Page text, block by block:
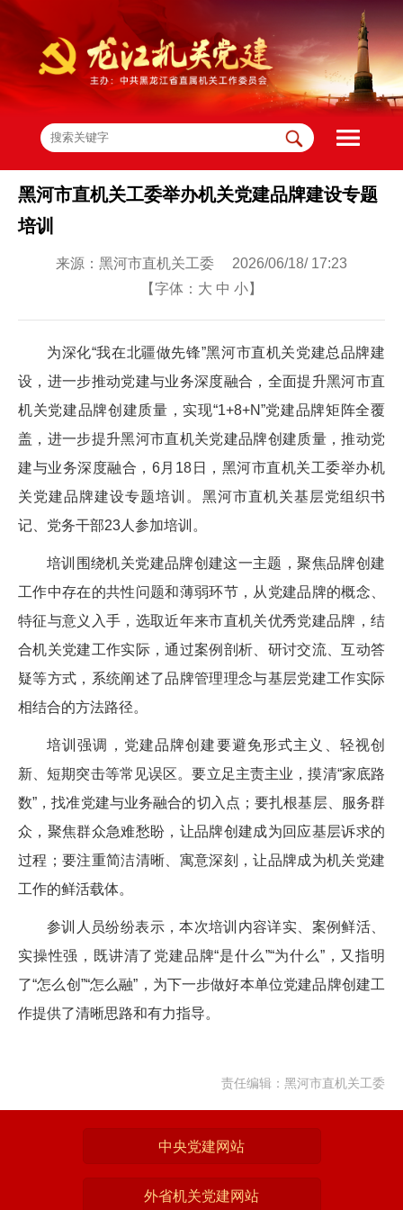
黑河市直机关工委举办机关党建品牌建设专题
培训
来源：黑河市直机关工委 2026/06/18/ 17:23
【字体： 大 中 小】
为深化“我在北疆做先锋”黑河市直机关党建总品牌建
设，进一步推动党建与业务深度融合，全面提升黑河市直
机关党建品牌创建质量，实现“1+8+N”党建品牌矩阵全覆
盖，进一步提升黑河市直机关党建品牌创建质量，推动党
建与业务深度融合，6月18日，黑河市直机关工委举办机
关党建品牌建设专题培训。黑河市直机关基层党组织书
记、党务干部23人参加培训。
培训围绕机关党建品牌创建这一主题，聚焦品牌创建
工作中存在的共性问题和薄弱环节，从党建品牌的概念、
特征与意义入手，选取近年来市直机关优秀党建品牌，结
合机关党建工作实际，通过案例剖析、研讨交流、互动答
疑等方式，系统阐述了品牌管理理念与基层党建工作实际
相结合的方法路径。
培训强调，党建品牌创建要避免形式主义、轻视创
新、短期突击等常见误区。要立足主责主业，摸清“家底路
数”，找准党建与业务融合的切入点；要扎根基层、服务群
众，聚焦群众急难愁盼，让品牌创建成为回应基层诉求的
过程；要注重简洁清晰、寓意深刻，让品牌成为机关党建
工作的鲜活载体。
参训人员纷纷表示，本次培训内容详实、案例鲜活、
实操性强，既讲清了党建品牌“是什么”“为什么”，又指明
了“怎么创”“怎么融”，为下一步做好本单位党建品牌创建工
作提供了清晰思路和有力指导。
责任编辑：黑河市直机关工委
中央党建网站
外省机关党建网站